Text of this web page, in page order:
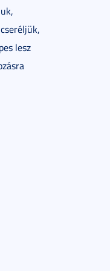
cseréljük,
lesz